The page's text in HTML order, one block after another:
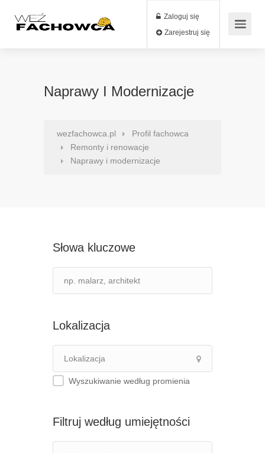
Zaloguj się
Zarejestruj się
Naprawy I Modernizacje
wezfachowca.pl
Profil fachowca
Remonty i renowacje
Naprawy i modernizacje
Słowa kluczowe
Lokalizacja
Wyszukiwanie według promienia
Filtruj według umiejętności